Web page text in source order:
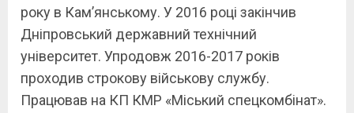
року в Кам’янському. У 2016 році закінчив
Дніпровський державний технічний
університет. Упродовж 2016-2017 років
проходив строкову військову службу.
Працював на КП КМР «Міський спецкомбінат».